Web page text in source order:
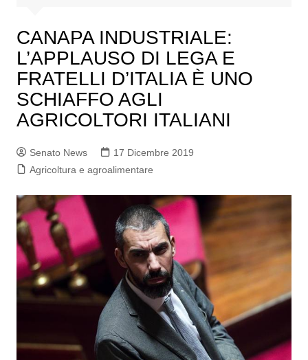
CANAPA INDUSTRIALE:
L’APPLAUSO DI LEGA E
FRATELLI D’ITALIA È UNO
SCHIAFFO AGLI
AGRICOLTORI ITALIANI
Senato News
17 Dicembre 2019
Agricoltura e agroalimentare